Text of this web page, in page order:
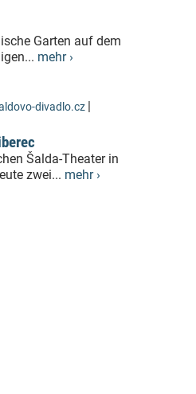
Garten auf dem
mehr ›
divadlo.cz |
Šalda-Theater in
zwei... mehr ›